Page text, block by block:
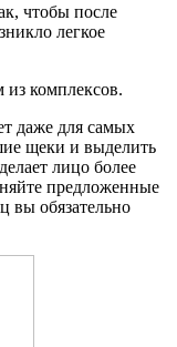
чтобы после
легкое
комплексов.
даже для самых
щеки и выделить
лицо более
предложенные
вы обязательно